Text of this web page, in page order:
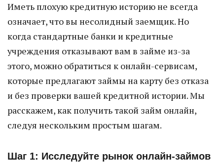
Иметь плохую кредитную историю не всегда
означает, что вы несолидный заемщик. Но
когда стандартные банки и кредитные
учреждения отказывают вам в займе из-за
этого, можно обратиться к онлайн-сервисам,
которые предлагают займы на карту без отказа
и без проверки вашей кредитной истории. Мы
расскажем, как получить такой займ онлайн,
следуя нескольким простым шагам.
Шаг 1: Исследуйте рынок онлайн-займов